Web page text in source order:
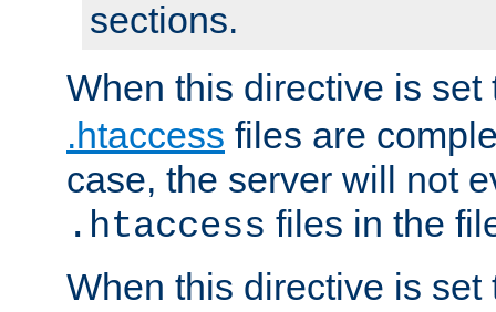
sections.
When this directive is
.htaccess files are
case, the server will not
.htaccess files in the
When this directive is